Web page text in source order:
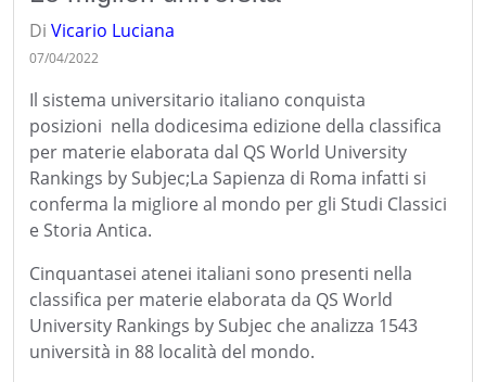
Di Vicario Luciana
07/04/2022
Il sistema universitario italiano conquista
posizioni nella dodicesima edizione della classifica
per materie elaborata dal QS World University
Rankings by Subjec;La Sapienza di Roma infatti si
conferma la migliore al mondo per gli Studi Classici
e Storia Antica.
Cinquantasei atenei italiani sono presenti nella
classifica per materie elaborata da QS World
University Rankings by Subjec che analizza 1543
università in 88 località del mondo.